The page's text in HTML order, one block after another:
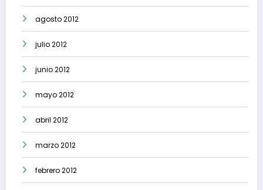
agosto 2012
julio 2012
junio 2012
mayo 2012
abril 2012
marzo 2012
febrero 2012